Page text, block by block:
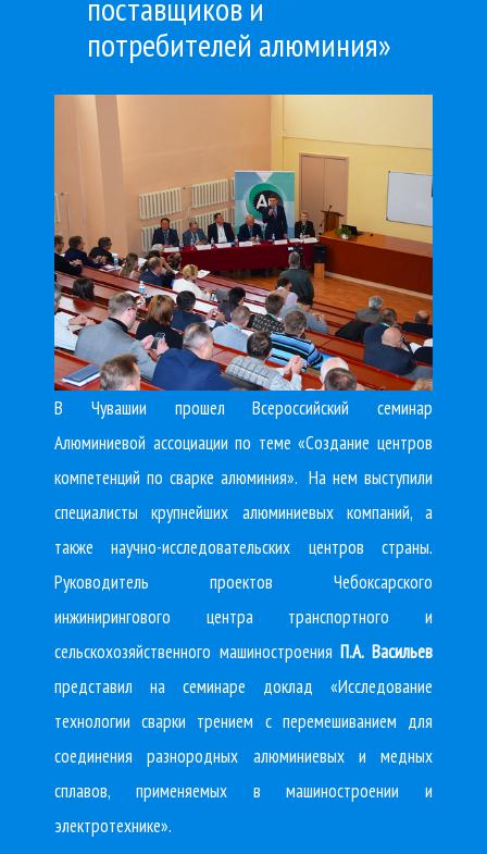
потребителей алюминия»
В Чувашии прошел Всероссийский семинар
Алюминиевой ассоциации по теме «Создание центров
компетенций по сварке алюминия». На нем выступили
специалисты крупнейших алюминиевых компаний, а
также научно-исследовательских центров страны.
Руководитель проектов Чебоксарского
инжинирингового центра транспортного и
сельскохозяйственного машиностроенияП.А. Васильев
представил на семинаре доклад «Исследование
технологии сварки трением с перемешиванием для
соединения разнородных алюминиевых и медных
сплавов, применяемых в машиностроении и
электротехнике».